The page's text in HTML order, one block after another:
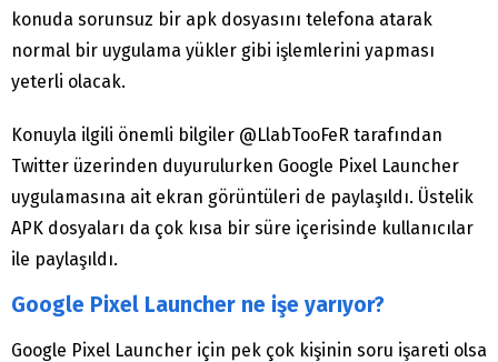
konuda sorunsuz bir apk dosyasını telefona atarak
normal bir uygulama yükler gibi işlemlerini yapması
yeterli olacak.
Konuyla ilgili önemli bilgiler @LlabTooFeR tarafından
Twitter üzerinden duyurulurken Google Pixel Launcher
uygulamasına ait ekran görüntüleri de paylaşıldı. Üstelik
APK dosyaları da çok kısa bir süre içerisinde kullanıcılar
ile paylaşıldı.
Google Pixel Launcher ne işe yarıyor?
Google Pixel Launcher için pek çok kişinin soru işareti olsa